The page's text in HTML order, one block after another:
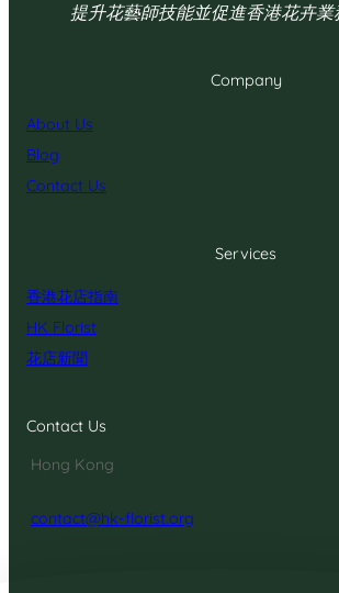
提升花藝師技能並促進香港花卉業
Company
About Us
Blog
Contact Us
Services
香港花店指南
HK Florist
花店新聞
Contact Us
Hong Kong
contact@hk-florist.org